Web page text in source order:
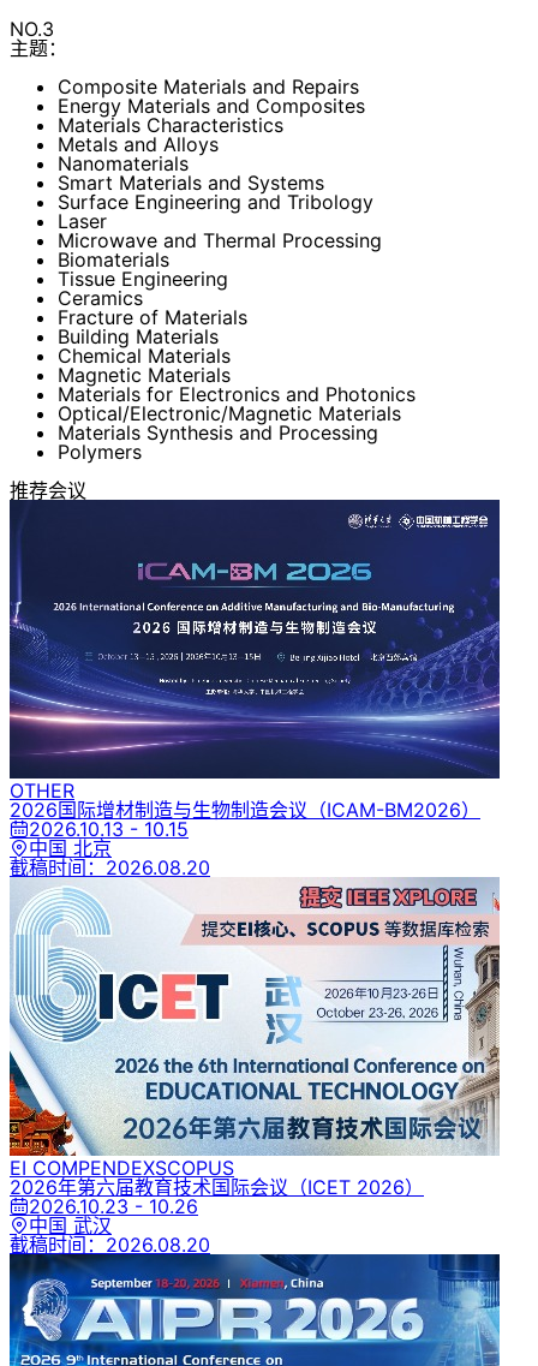
NO.3
主题：
Composite Materials and Repairs
Energy Materials and Composites
Materials Characteristics
Metals and Alloys
Nanomaterials
Smart Materials and Systems
Surface Engineering and Tribology
Laser
Microwave and Thermal Processing
Biomaterials
Tissue Engineering
Ceramics
Fracture of Materials
Building Materials
Chemical Materials
Magnetic Materials
Materials for Electronics and Photonics
Optical/Electronic/Magnetic Materials
Materials Synthesis and Processing
Polymers
推荐会议
OTHER
2026国际增材制造与生物制造会议 （ICAM-BM2026）
2026.10.13 - 10.15
中国 北京
截稿时间： 2026.08.20
EI COMPENDEXSCOPUS
2026年第六届教育技术国际会议 （ICET 2026）
2026.10.23 - 10.26
中国 武汉
截稿时间： 2026.08.20